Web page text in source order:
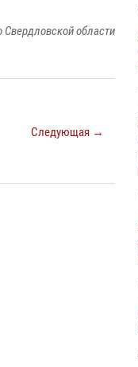
Свердловской области
Следующая →